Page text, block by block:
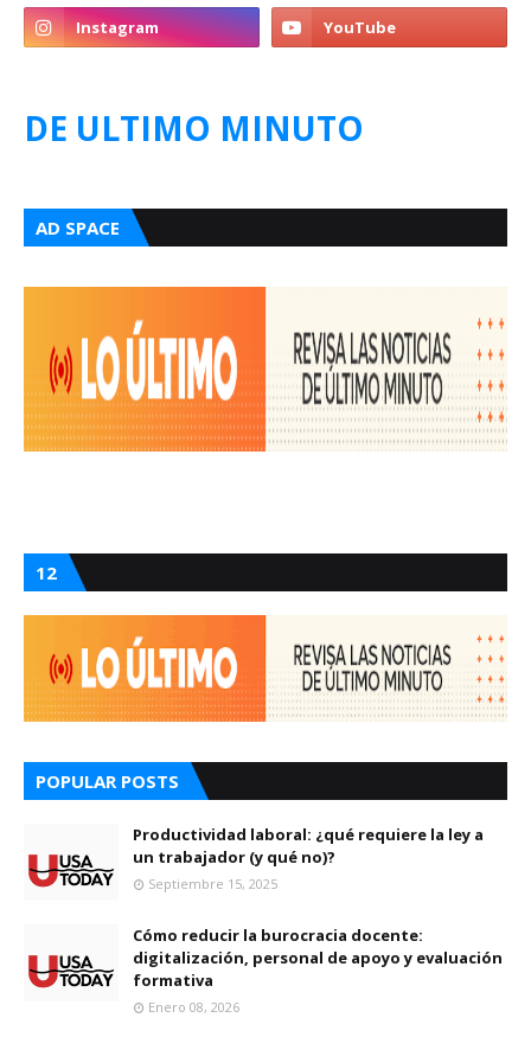
DE ULTIMO MINUTO
AD SPACE
12
POPULAR POSTS
Productividad laboral: ¿qué requiere la ley a
un trabajador (y qué no)?
Septiembre 15, 2025
Cómo reducir la burocracia docente:
digitalización, personal de apoyo y evaluación
formativa
Enero 08, 2026